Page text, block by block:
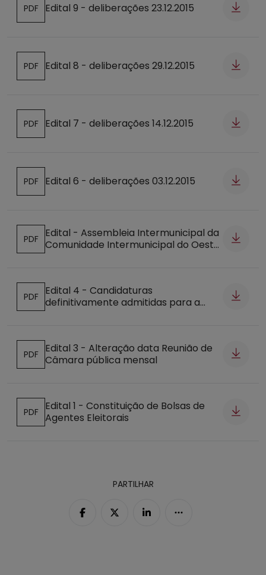
Abre num novo separador
PDF Edital 9 - deliberações 23.12.2015
Abre num novo separador
PDF Edital 8 - deliberações 29.12.2015
Abre num novo separador
PDF Edital 7 - deliberações 14.12.2015
Abre num novo separador
PDF Edital 6 - deliberações 03.12.2015
Abre num novo separador
PDF
Edital - Assembleia Intermunicipal da
Comunidade Intermunicipal do Oeste
Abre num novo separador
PDF
Edital 4 - Candidaturas
definitivamente admitidas para a
Abre num novo separador
PDF
Edital 3 - Alteração data Reunião de
Câmara pública mensal
Abre num novo separador
PDF
Edital 1 - Constituição de Bolsas de
Agentes Eleitorais
PARTILHAR